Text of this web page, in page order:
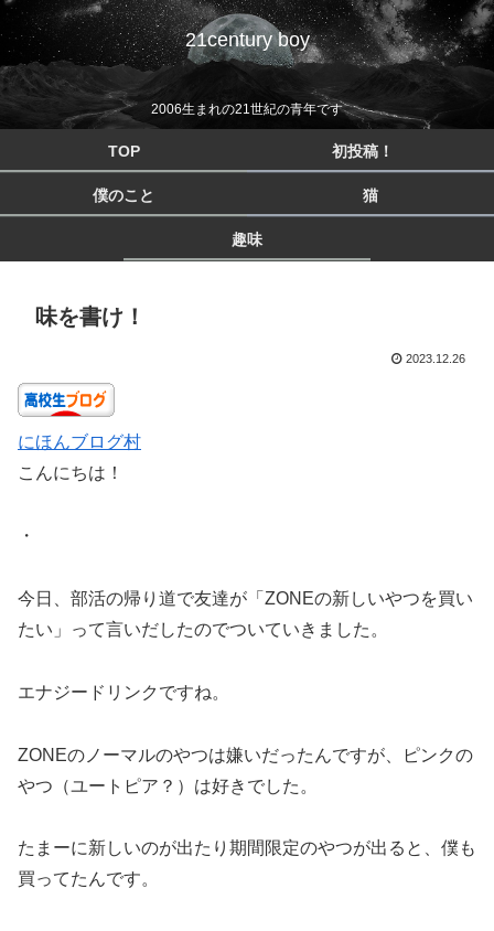
21century boy
2006生まれの21世紀の青年です
TOP 初投稿！
僕のこと 猫
趣味
味を書け！
2023.12.26
にほんブログ村
こんにちは！
・
今日、部活の帰り道で友達が「ZONEの新しいやつを買い
たい」って言いだしたのでついていきました。
エナジードリンクですね。
ZONEのノーマルのやつは嫌いだったんですが、ピンクの
やつ（ユートピア？）は好きでした。
たまーに新しいのが出たり期間限定のやつが出ると、僕も
買ってたんです。